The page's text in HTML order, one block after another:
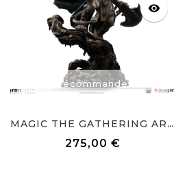
Précommandez
visibility
MAGIC THE GATHERING ART...
275,00 €